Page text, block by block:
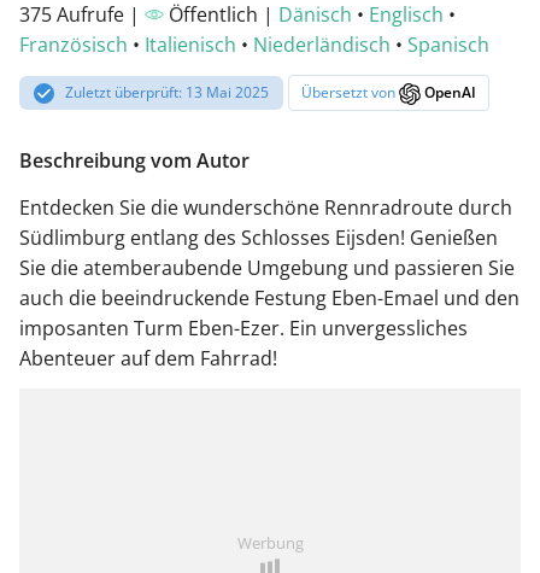
375 Aufrufe | Öffentlich | Dänisch • Englisch •
Französisch • Italienisch • Niederländisch • Spanisch
Zuletzt überprüft: 13 Mai 2025 Übersetzt von OpenAI
Beschreibung vom Autor
Entdecken Sie die wunderschöne Rennradroute durch
Südlimburg entlang des Schlosses Eijsden! Genießen
Sie die atemberaubende Umgebung und passieren Sie
auch die beeindruckende Festung Eben-Emael und den
imposanten Turm Eben-Ezer. Ein unvergessliches
Abenteuer auf dem Fahrrad!
Werbung